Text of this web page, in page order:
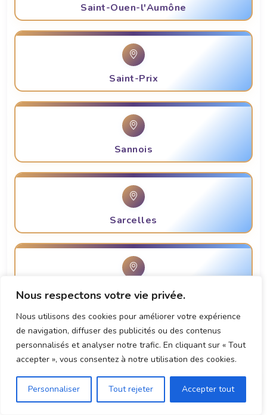
Nous respectons votre vie privée.
Nous utilisons des cookies pour améliorer votre expérience
de navigation, diffuser des publicités ou des contenus
personnalisés et analyser notre trafic. En cliquant sur « Tout
accepter », vous consentez à notre utilisation des cookies.
Personnaliser Tout rejeter Accepter tout
Saint-Ouen-l'Aumône
Saint-Prix
Sannois
Sarcelles
Soisy-Sous-Montmorency
Taverny